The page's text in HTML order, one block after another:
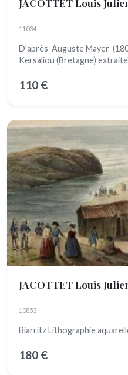
11034
D'après Auguste Mayer
Kersaliou (Bretagne)
110 €
JACOTTET Louis
10853
Biarritz Lithographie
180 €